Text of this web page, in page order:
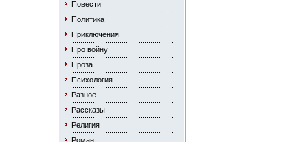
Повести
Политика
Приключения
Про войну
Проза
Психология
Разное
Рассказы
Религия
Роман